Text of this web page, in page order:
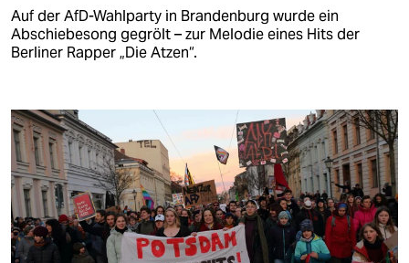
Auf der AfD-Wahlparty in Brandenburg wurde ein
Abschiebesong gegrölt – zur Melodie eines Hits der
Berliner Rapper „Die Atzen“.